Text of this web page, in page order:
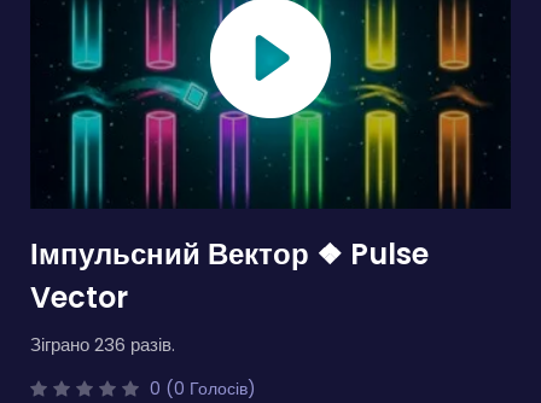
Імпульсний Вектор ❖ Pulse
Vector
Зіграно 236 разів.
0 (0 Голосів)